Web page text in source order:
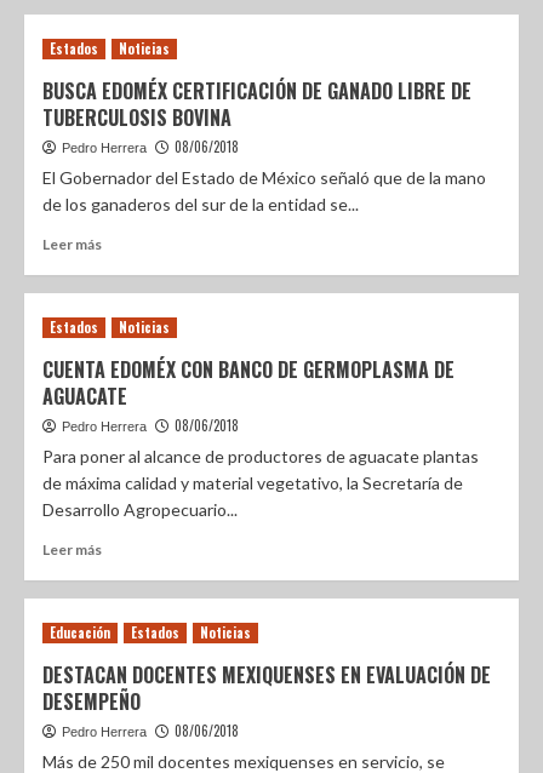
Estados Noticias
BUSCA EDOMÉX CERTIFICACIÓN DE GANADO LIBRE DE
TUBERCULOSIS BOVINA
Pedro Herrera 08/06/2018
El Gobernador del Estado de México señaló que de la mano
de los ganaderos del sur de la entidad se...
Leer más
Estados Noticias
CUENTA EDOMÉX CON BANCO DE GERMOPLASMA DE
AGUACATE
Pedro Herrera 08/06/2018
Para poner al alcance de productores de aguacate plantas
de máxima calidad y material vegetativo, la Secretaría de
Desarrollo Agropecuario...
Leer más
Educación Estados Noticias
DESTACAN DOCENTES MEXIQUENSES EN EVALUACIÓN DE
DESEMPEÑO
Pedro Herrera 08/06/2018
Más de 250 mil docentes mexiquenses en servicio, se